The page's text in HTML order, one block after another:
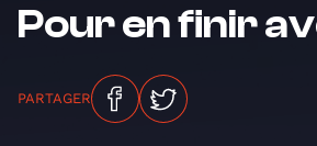
Pour en finir
PARTAGER